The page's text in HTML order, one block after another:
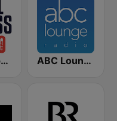
Metal Express ABC Lounge Jazz